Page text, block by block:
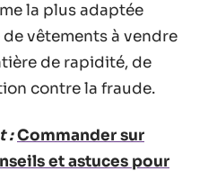
la plus adaptée
vêtements à vendre
de rapidité, de
contre la fraude.
:Commander sur
et astuces pour